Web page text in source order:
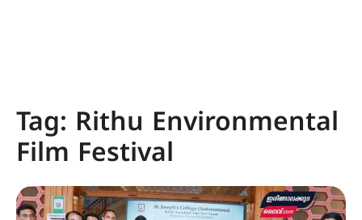
Tag: Rithu Environmental
Film Festival